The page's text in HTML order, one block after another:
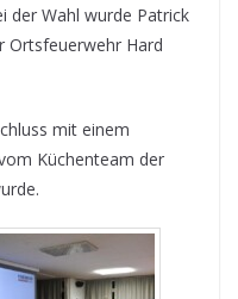
der Wahl wurde Patrick
Ortsfeuerwehr Hard
mit einem
Küchenteam der